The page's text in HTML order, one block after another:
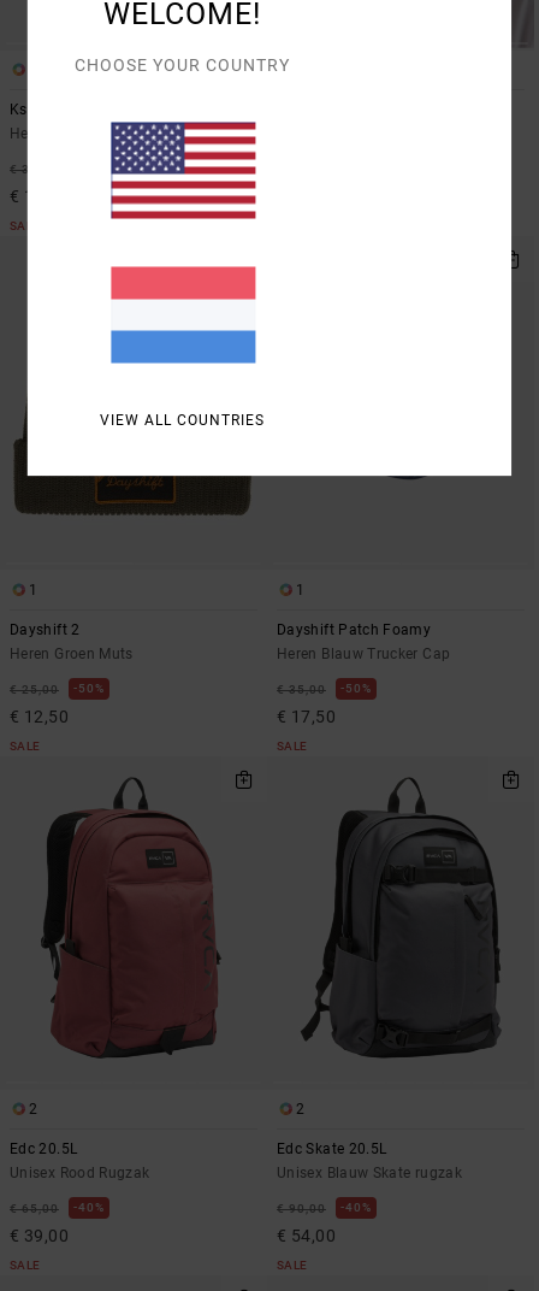
Ksl
Heren Beige Snapback Cap
€ 35,00
€ 17,50
SALE
1
Dayshift 2
Heren Groen Muts
€ 25,00 50%
€ 12,50
SALE
1
Dayshift Patch Foamy
Heren Blauw Trucker Cap
€ 35,00 50%
€ 17,50
SALE
2
Edc 20.5L
Unisex Rood Rugzak
€ 65,00 40%
€ 39,00
SALE
2
Edc Skate 20.5L
Unisex Blauw Skate rugzak
€ 90,00 40%
€ 54,00
SALE
WELCOME!
CHOOSE YOUR COUNTRY
VIEW ALL COUNTRIES